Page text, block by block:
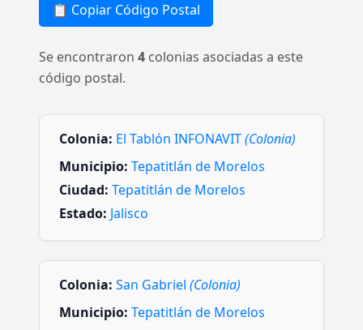
📋 Copiar Código Postal
Se encontraron 4 colonias asociadas a este
código postal.
Colonia: El Tablón INFONAVIT(Colonia)
Municipio: Tepatitlán de Morelos
Ciudad: Tepatitlán de Morelos
Estado: Jalisco
Colonia: San Gabriel (Colonia)
Municipio: Tepatitlán de Morelos